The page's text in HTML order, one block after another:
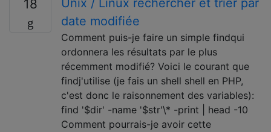
18
Unix / Linux rechercher et trier par
date modifiée
Comment puis-je faire un simple findqui
ordonnera les résultats par le plus
récemment modifié? Voici le courant que
findj'utilise (je fais un shell shell en PHP,
c'est donc le raisonnement des variables):
find '$dir' -name '$str'\* -print | head -10
Comment pourrais-je avoir cette